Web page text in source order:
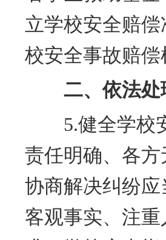
立学校安全赔
校安全事故赔偿
二、依法处
5.健全学校安
责任明确、各
协商解决纠纷
客观事实、注